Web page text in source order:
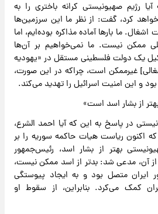
رژیم صهیونیستی کرانه باختری را به
کرد، گفت: از نظر ما این سرزمین‌ها
ما بارها آماده مذاکره بوده‌ایم، اما
ممکن نیست. ما نمی‌خواهیم بر آن‌ها
یک دولت فلسطینی مستقل در «یهودیه
غیرممکن است، چراکه در این صورت،
و این امنیت اسرائیل را تهدید می‌کند.
از بشار اسد است»
در پاسخ به این که آیا احمد الشرع،
که اکنون ریاست هیات حاکمه سوریه را بر
بهتر از بشار اسد، رئیس‌جمهور
آن، مدعی شد: بدتر از اسد ممکن نیست،
ایران متصل بود و به ایجاد پیوستگی
کمک می‌کرد. بنابراین، از سقوط او